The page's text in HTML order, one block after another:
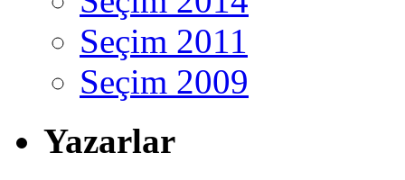
Seçim 2011
Seçim 2009
Yazarlar